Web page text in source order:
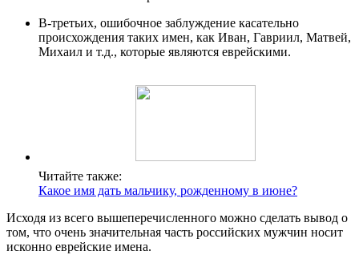
В-третьих, ошибочное заблуждение касательно
происхождения таких имен, как Иван, Гавриил, Матвей,
Михаил и т.д., которые являются еврейскими.
Читайте также:
Какое имя дать мальчику, рожденному в июне?
Исходя из всего вышеперечисленного можно сделать вывод о
том, что очень значительная часть российских мужчин носит
исконно еврейские имена.